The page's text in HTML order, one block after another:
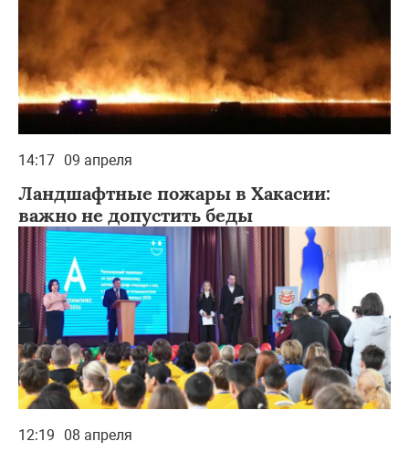
14:17 09 апреля
Ландшафтные пожары в Хакасии:
важно не допустить беды
12:19 08 апреля